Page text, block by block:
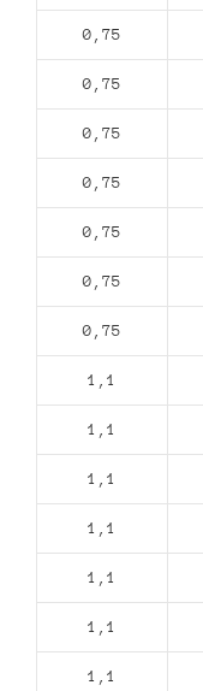
0,75
0,75
0,75
0,75
0,75
0,75
0,75
1,1
1,1
1,1
1,1
1,1
1,1
1,1